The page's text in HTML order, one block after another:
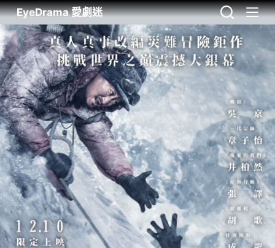
EyeDrama 愛劇迷